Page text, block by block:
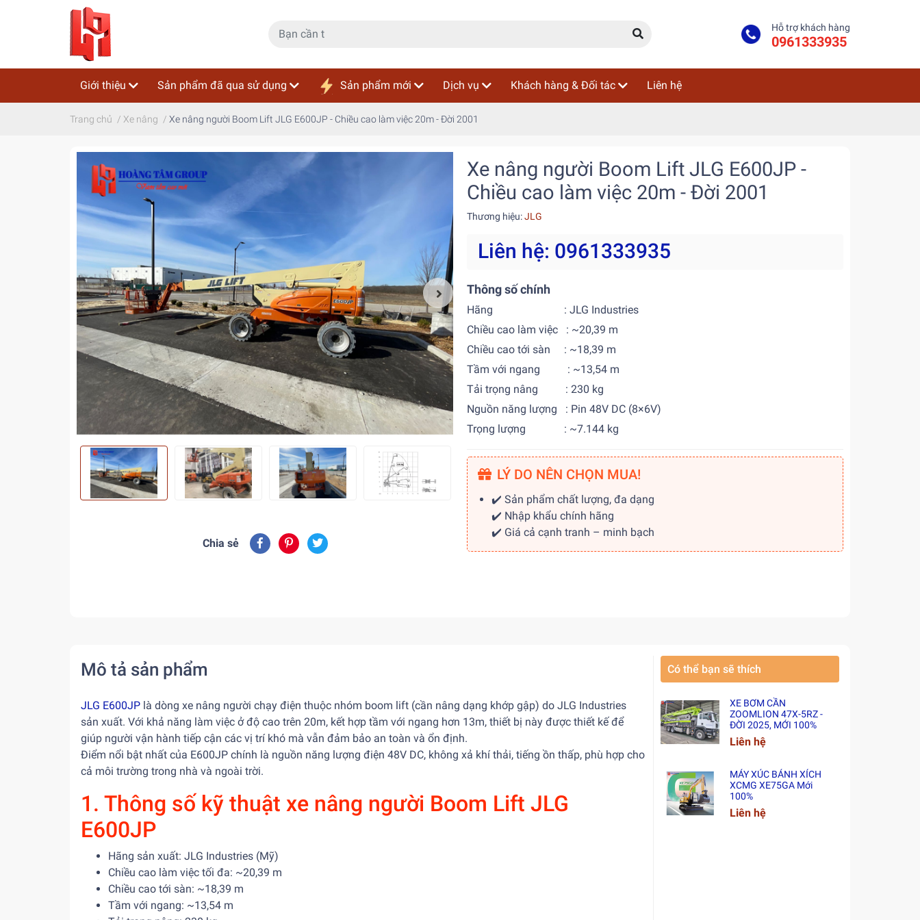
Hỗ trợ khách hàng
0961333935
Giới thiệu Sản phẩm đã qua sử dụng Sản phẩm mới Dịch vụ Khách hàng & Đối tác Liên hệ
Trang chủ / Xe nâng / Xe nâng người Boom Lift JLG E600JP - Chiều cao làm việc 20m - Đời 2001
Chia sẻ
Xe nâng người Boom Lift JLG E600JP -
Chiều cao làm việc 20m - Đời 2001
Thương hiệu:JLG
Liên hệ: 0961333935
Thông số chính
Hãng : JLG Industries
Chiều cao làm việc : ~20,39 m
Chiều cao tới sàn : ~18,39 m
Tầm với ngang : ~13,54 m
Tải trọng nâng : 230 kg
Nguồn năng lượng : Pin 48V DC (8×6V)
Trọng lượng : ~7.144 kg
LÝ DO NÊN CHỌN MUA!
✔️ Sản phẩm chất lượng, đa dạng
✔️ Nhập khẩu chính hãng
✔️ Giá cả cạnh tranh – minh bạch
Mô tả sản phẩm
JLG E600JP là dòng xe nâng người chạy điện thuộc nhóm boom lift (cần nâng dạng khớp gập) do JLG Industries
sản xuất. Với khả năng làm việc ở độ cao trên 20m, kết hợp tầm với ngang hơn 13m, thiết bị này được thiết kế để
giúp người vận hành tiếp cận các vị trí khó mà vẫn đảm bảo an toàn và ổn định.
Điểm nổi bật nhất của E600JP chính là nguồn năng lượng điện 48V DC, không xả khí thải, tiếng ồn thấp, phù hợp cho
cả môi trường trong nhà và ngoài trời.
1. Thông số kỹ thuật xe nâng người Boom Lift JLG
E600JP
Hãng sản xuất: JLG Industries (Mỹ)
Chiều cao làm việc tối đa: ~20,39 m
Chiều cao tới sàn: ~18,39 m
Tầm với ngang: ~13,54 m
Có thể bạn sẽ thích
XE BƠM CẦN
ZOOMLION 47X-5RZ -
ĐỜI 2025, MỚI 100%
Liên hệ
MÁY XÚC BÁNH XÍCH
XCMG XE75GA Mới
100%
Liên hệ